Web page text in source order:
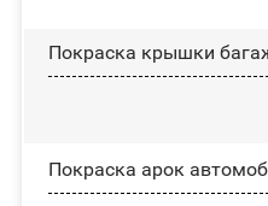
Покраска крышки
Покраска арок